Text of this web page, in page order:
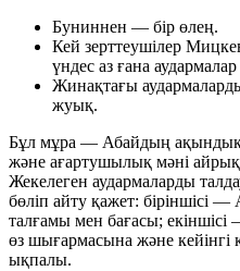
Буниннен — бір өлең.
Кей зерттеушілер
үндес аз ғана
Жинақтағы
жуық.
Бұл мұра — Абайдың ақындық
және ағартушылық мәні
Жекелеген аудармаларды
бөліп айту қажет: біріншісі
талғамы мен бағасы;
өз шығармасына және кейінгі
ықпалы.